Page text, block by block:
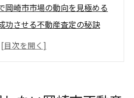
岡崎市市場の動向を見極める
功させる不動産査定の秘訣
産査定で損を防ぐ要点を解説